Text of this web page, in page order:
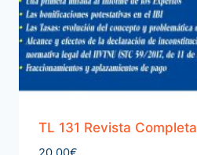
TL 131 Revista Completa